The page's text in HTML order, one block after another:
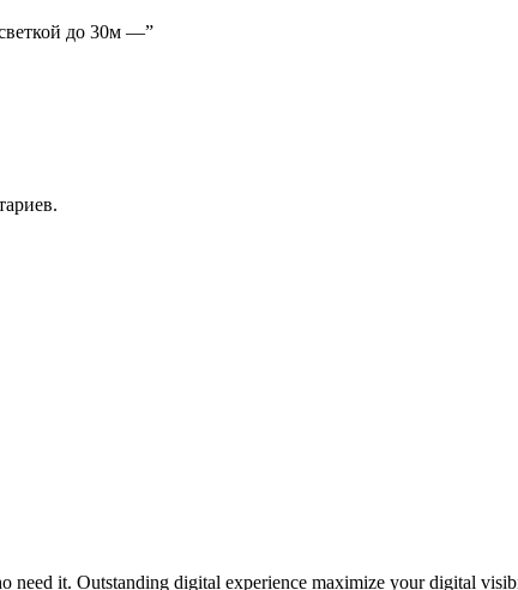
до 30м —”
it. Outstanding digital experience maximize your digital